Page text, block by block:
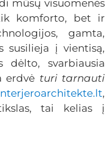
mūsų visuomenės
komforto, bet ir
gamta,
susilieja į vientisą,
dėlto, svarbiausia
erdvė turi tarnauti
,
tai kelias į